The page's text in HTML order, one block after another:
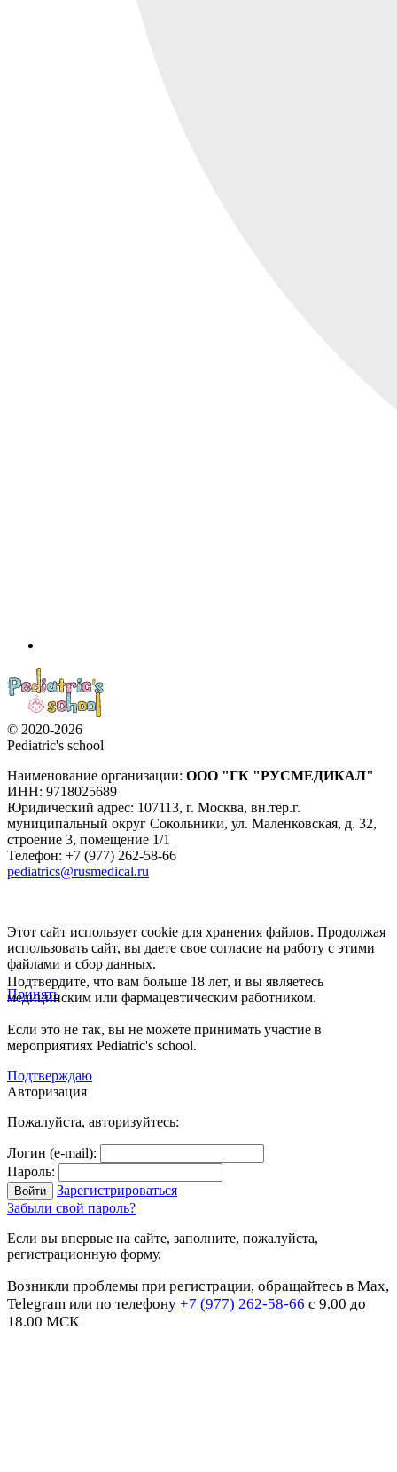
© 2020-2026
Pediatric's school
Наименование организации: ООО "ГК "РУСМЕДИКАЛ"
ИНН: 9718025689
Юридический адрес: 107113, г. Москва, вн.тер.г.
муниципальный округ Сокольники, ул. Маленковская, д. 32,
строение 3, помещение 1/1
Телефон: +7 (977) 262-58-66
pediatrics@rusmedical.ru
Этот сайт использует cookie для хранения файлов. Продолжая
использовать сайт, вы даете свое согласие на работу с этими
файлами и сбор данных.
Принять
Подтвердите, что вам больше 18 лет, и вы являетесь
медицинским или фармацевтическим работником.
Если это не так, вы не можете принимать участие в
мероприятиях Pediatric's school.
Подтверждаю
Авторизация
Пожалуйста, авторизуйтесь:
Логин (e-mail):
Пароль:
Зарегистрироваться
Забыли свой пароль?
Если вы впервые на сайте, заполните, пожалуйста,
регистрационную форму.
Возникли проблемы при регистрации, обращайтесь в Max,
Telegram или по телефону +7 (977) 262-58-66 с 9.00 до
18.00 МСК